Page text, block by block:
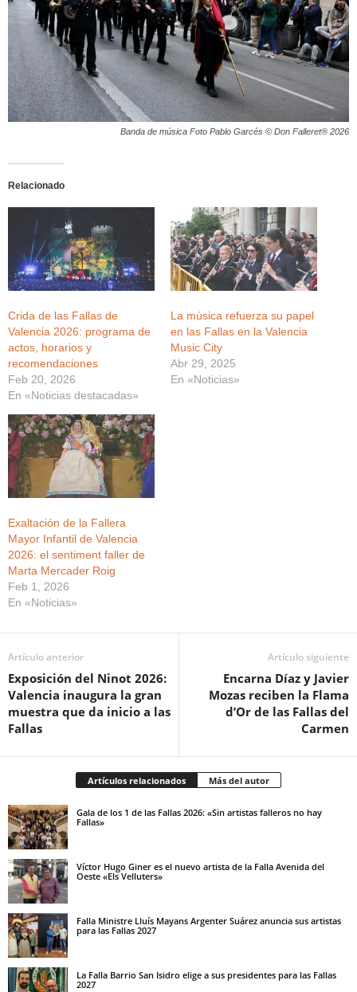
Banda de música Foto Pablo Garcés © Don Falleret® 2026
Relacionado
Crida de las Fallas de
Valencia 2026: programa de
actos, horarios y
recomendaciones
Feb 20, 2026
En «Noticias destacadas»
La música refuerza su papel
en las Fallas en la Valencia
Music City
Abr 29, 2025
En «Noticias»
Exaltación de la Fallera
Mayor Infantil de Valencia
2026: el sentiment faller de
Marta Mercader Roig
Feb 1, 2026
En «Noticias»
Artículo anterior
Exposición del Ninot 2026:
Valencia inaugura la gran
muestra que da inicio a las
Fallas
Artículo siguiente
Encarna Díaz y Javier
Mozas reciben la Flama
d’Or de las Fallas del
Carmen
Artículos relacionados Más del autor
Gala de los 1 de las Fallas 2026: «Sin artistas falleros no hay
Fallas»
Víctor Hugo Giner es el nuevo artista de la Falla Avenida del
Oeste «Els Velluters»
Falla Ministre Lluís Mayans Argenter Suárez anuncia sus artistas
para las Fallas 2027
La Falla Barrio San Isidro elige a sus presidentes para las Fallas
2027